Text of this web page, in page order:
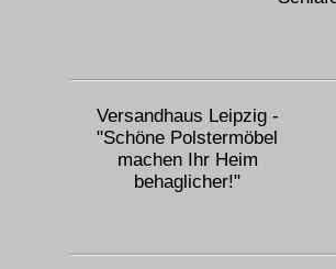
Versandhaus Leipzig -
"Schöne Polstermöbel
machen Ihr Heim
behaglicher!"